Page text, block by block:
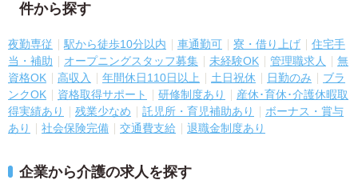
件から探す
夜勤専従 駅から徒歩10分以内 車通勤可 寮・借り上げ
住宅手
当・補助
オープニングスタッフ募集 未経験OK 管理職求人
無
資格OK
高収入 年間休日110日以上 土日祝休 日勤のみ
ブラ
ンクOK
資格取得サポート 研修制度あり
産休･育休･介護休暇取
得実績あり
残業少なめ 託児所・育児補助あり
ボーナス・賞与
あり
社会保険完備 交通費支給 退職金制度あり
企業から介護の求人を探す